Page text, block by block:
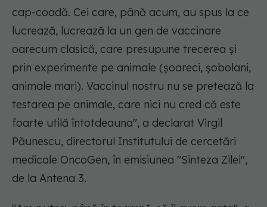
cap-coadă. Cei care, până acum, au spus la ce
lucrează, lucrează la un gen de vaccinare
oarecum clasică, care presupune trecerea şi
prin experimente pe animale (şoareci, şobolani,
animale mari). Vaccinul nostru nu se pretează la
testarea pe animale, care nici nu cred că este
foarte utilă întotdeauna", a declarat Virgil
Păunescu, directorul Institutului de cercetări
medicale OncoGen, în emisiunea "Sinteza Zilei",
de la Antena 3.